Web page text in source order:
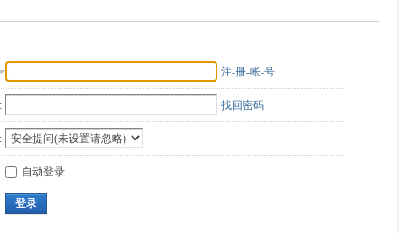
注-册-帐-号
找回密码
自动登录
登录